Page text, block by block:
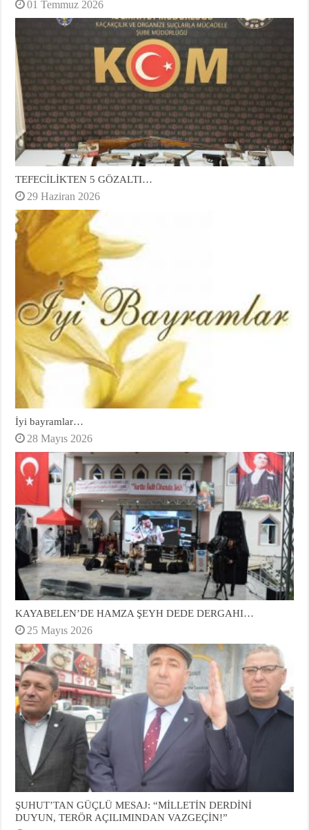
01 Temmuz 2026
TEFECİLİKTEN 5 GÖZALTI…
29 Haziran 2026
İyi bayramlar…
28 Mayıs 2026
KAYABELEN’DE HAMZA ŞEYH DEDE DERGAHI…
25 Mayıs 2026
ŞUHUT’TAN GÜÇLÜ MESAJ: “MİLLETİN DERDİNİ
DUYUN, TERÖR AÇILIMINDAN VAZGEÇİN!”